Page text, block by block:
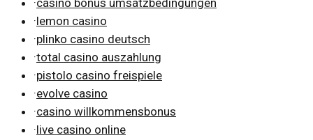
·casino bonus umsatzbedingungen
·lemon casino
·plinko casino deutsch
·total casino auszahlung
·pistolo casino freispiele
·evolve casino
·casino willkommensbonus
·live casino online